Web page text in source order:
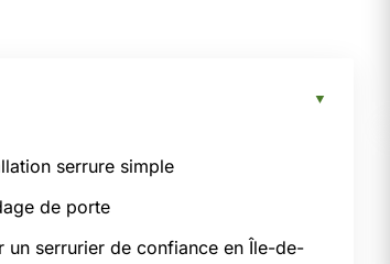
serrure simple
de porte
un serrurier de confiance en Île-de-